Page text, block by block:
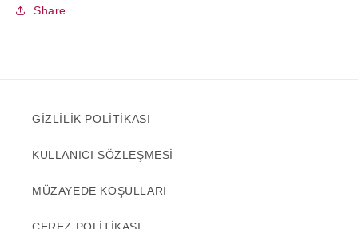
Share
GİZLİLİK POLİTİKASI
KULLANICI SÖZLEŞMESİ
MÜZAYEDE KOŞULLARI